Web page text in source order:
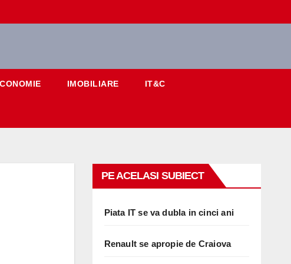
IMOBILIARE IT&C
PE ACELASI SUBIECT
Piata IT se va dubla in cinci ani
Renault se apropie de Craiova